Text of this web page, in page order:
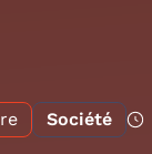
Société